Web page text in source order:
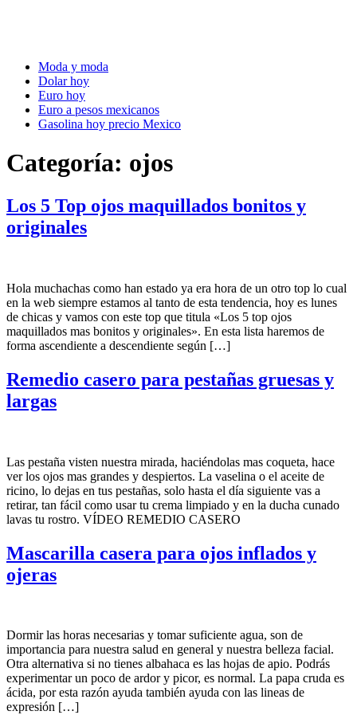
Moda y moda
Dolar hoy
Euro hoy
Euro a pesos mexicanos
Gasolina hoy precio Mexico
Categoría: ojos
Los 5 Top ojos maquillados bonitos y
originales
Hola muchachas como han estado ya era hora de un otro top lo cual
en la web siempre estamos al tanto de esta tendencia, hoy es lunes
de chicas y vamos con este top que titula «Los 5 top ojos
maquillados mas bonitos y originales». En esta lista haremos de
forma ascendiente a descendiente según […]
Remedio casero para pestañas gruesas y
largas
Las pestaña visten nuestra mirada, haciéndolas mas coqueta, hace
ver los ojos mas grandes y despiertos. La vaselina o el aceite de
ricino, lo dejas en tus pestañas, solo hasta el día siguiente vas a
retirar, tan fácil como usar tu crema limpiado y en la ducha cunado
lavas tu rostro. VÍDEO REMEDIO CASERO
Mascarilla casera para ojos inflados y
ojeras
Dormir las horas necesarias y tomar suficiente agua, son de
importancia para nuestra salud en general y nuestra belleza facial.
Otra alternativa si no tienes albahaca es las hojas de apio. Podrás
experimentar un poco de ardor y picor, es normal. La papa cruda es
ácida, por esta razón ayuda también ayuda con las lineas de
expresión […]